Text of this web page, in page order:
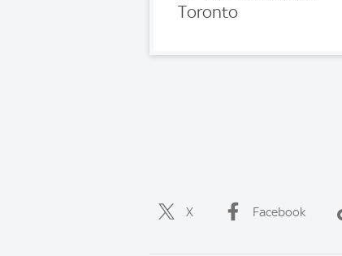
Toronto
X Facebook